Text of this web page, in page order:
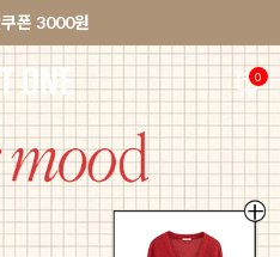
10% 할인쿠폰
당일발송 배송중
폰 3000원
10% 할인쿠폰
0
MADE . J 상의 팬츠